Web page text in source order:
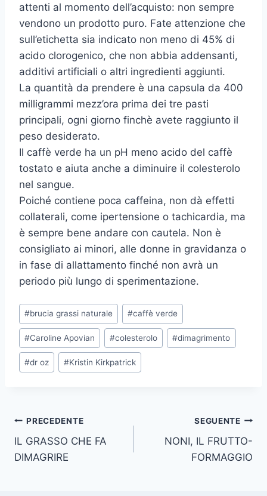
attenti al momento dell’acquisto: non sempre
vendono un prodotto puro. Fate attenzione che
sull’etichetta sia indicato non meno di 45% di
acido clorogenico, che non abbia addensanti,
additivi artificiali o altri ingredienti aggiunti.
La quantità da prendere è una capsula da 400
milligrammi mezz’ora prima dei tre pasti
principali, ogni giorno finchè avete raggiunto il
peso desiderato.
Il caffè verde ha un pH meno acido del caffè
tostato e aiuta anche a diminuire il colesterolo
nel sangue.
Poiché contiene poca caffeina, non dà effetti
collaterali, come ipertensione o tachicardia, ma
è sempre bene andare con cautela. Non è
consigliato ai minori, alle donne in gravidanza o
in fase di allattamento finché non avrà un
periodo più lungo di sperimentazione.
Tag
articolo:
#brucia grassi naturale #caffè verde
#Caroline Apovian #colesterolo #dimagrimento
#dr oz #Kristin Kirkpatrick
Navigazione
articoli
PRECEDENTE
IL GRASSO CHE FA
DIMAGRIRE
SEGUENTE
NONI, IL FRUTTO-
FORMAGGIO